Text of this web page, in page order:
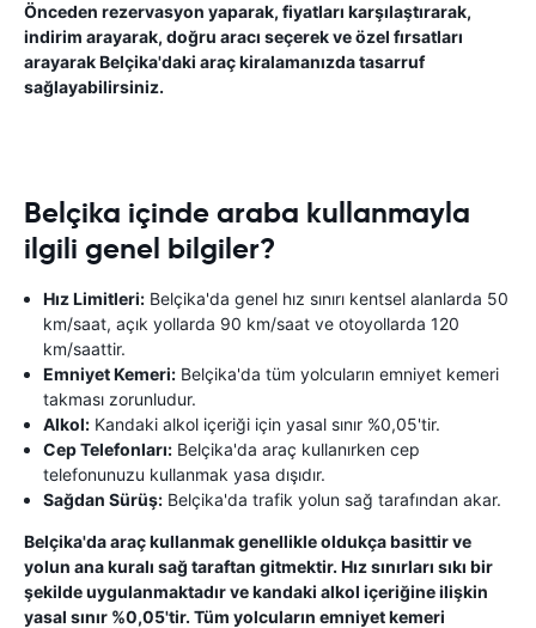
Önceden rezervasyon yaparak, fiyatları karşılaştırarak,
indirim arayarak, doğru aracı seçerek ve özel fırsatları
arayarak Belçika'daki araç kiralamanızda tasarruf
sağlayabilirsiniz.
Belçika içinde araba kullanmayla
ilgili genel bilgiler?
Hız Limitleri: Belçika'da genel hız sınırı kentsel alanlarda 50
km/saat, açık yollarda 90 km/saat ve otoyollarda 120
km/saattir.
Emniyet Kemeri: Belçika'da tüm yolcuların emniyet kemeri
takması zorunludur.
Alkol: Kandaki alkol içeriği için yasal sınır %0,05'tir.
Cep Telefonları: Belçika'da araç kullanırken cep
telefonunuzu kullanmak yasa dışıdır.
Sağdan Sürüş: Belçika'da trafik yolun sağ tarafından akar.
Belçika'da araç kullanmak genellikle oldukça basittir ve
yolun ana kuralı sağ taraftan gitmektir. Hız sınırları sıkı bir
şekilde uygulanmaktadır ve kandaki alkol içeriğine ilişkin
yasal sınır %0,05'tir. Tüm yolcuların emniyet kemeri